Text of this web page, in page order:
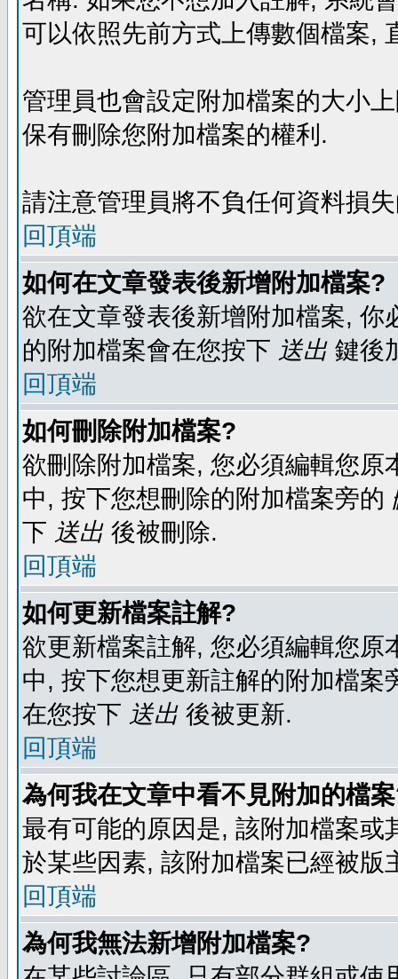
可以依照先前方式上傳數個檔案,
管理員也會設定附加檔案的大小
保有刪除您附加檔案的權利.
請注意管理員將不負任何資料損
回頂端
如何在文章發表後新增附加檔案?
欲在文章發表後新增附加檔案,
的附加檔案會在您按下 送出 鍵後
回頂端
如何刪除附加檔案?
欲刪除附加檔案, 您必須編輯您
中, 按下您想刪除的附加檔案旁的
下 送出 後被刪除.
回頂端
如何更新檔案註解?
欲更新檔案註解, 您必須編輯您
中, 按下您想更新註解的附加檔案
在您按下 送出 後被更新.
回頂端
為何我在文章中看不見附加的檔
最有可能的原因是, 該附加檔案
於某些因素, 該附加檔案已經被版
回頂端
為何我無法新增附加檔案?